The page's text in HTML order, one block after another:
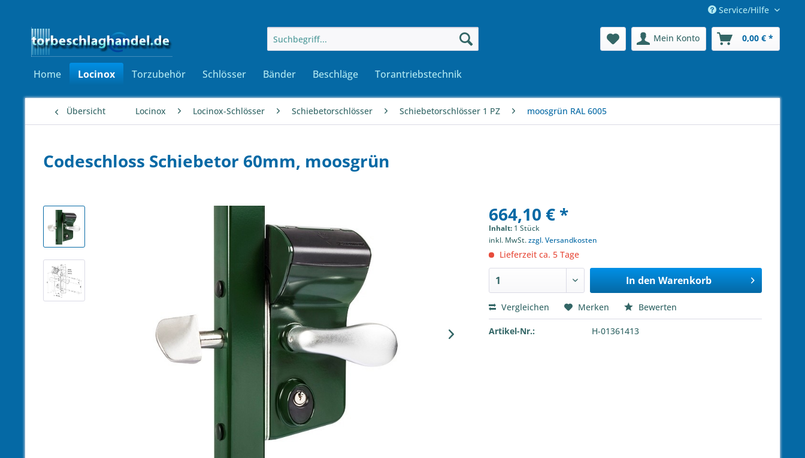
Service/Hilfe
Mein Konto 0,00 € *
Home Locinox Torzubehör Schlösser Bänder Beschläge Torantriebstechnik
Übersicht Locinox Locinox-Schlösser Schiebetorschlösser Schiebetorschlösser 1 PZ moosgrün RAL 6005
Codeschloss Schiebetor 60mm, moosgrün
664,10 € *
Inhalt: 1 Stück
inkl. MwSt.zzgl. Versandkosten
Lieferzeit ca. 5 Tage
In den Warenkorb
Vergleichen Merken Bewerten
Artikel-Nr.: H-01361413